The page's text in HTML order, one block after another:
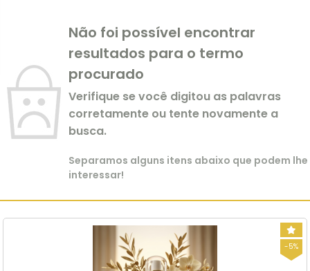
Não foi possível encontrar
resultados para o termo
procurado
Verifique se você digitou as palavras
corretamente ou tente novamente a
busca.
Separamos alguns itens abaixo que podem lhe
interessar!
-5%